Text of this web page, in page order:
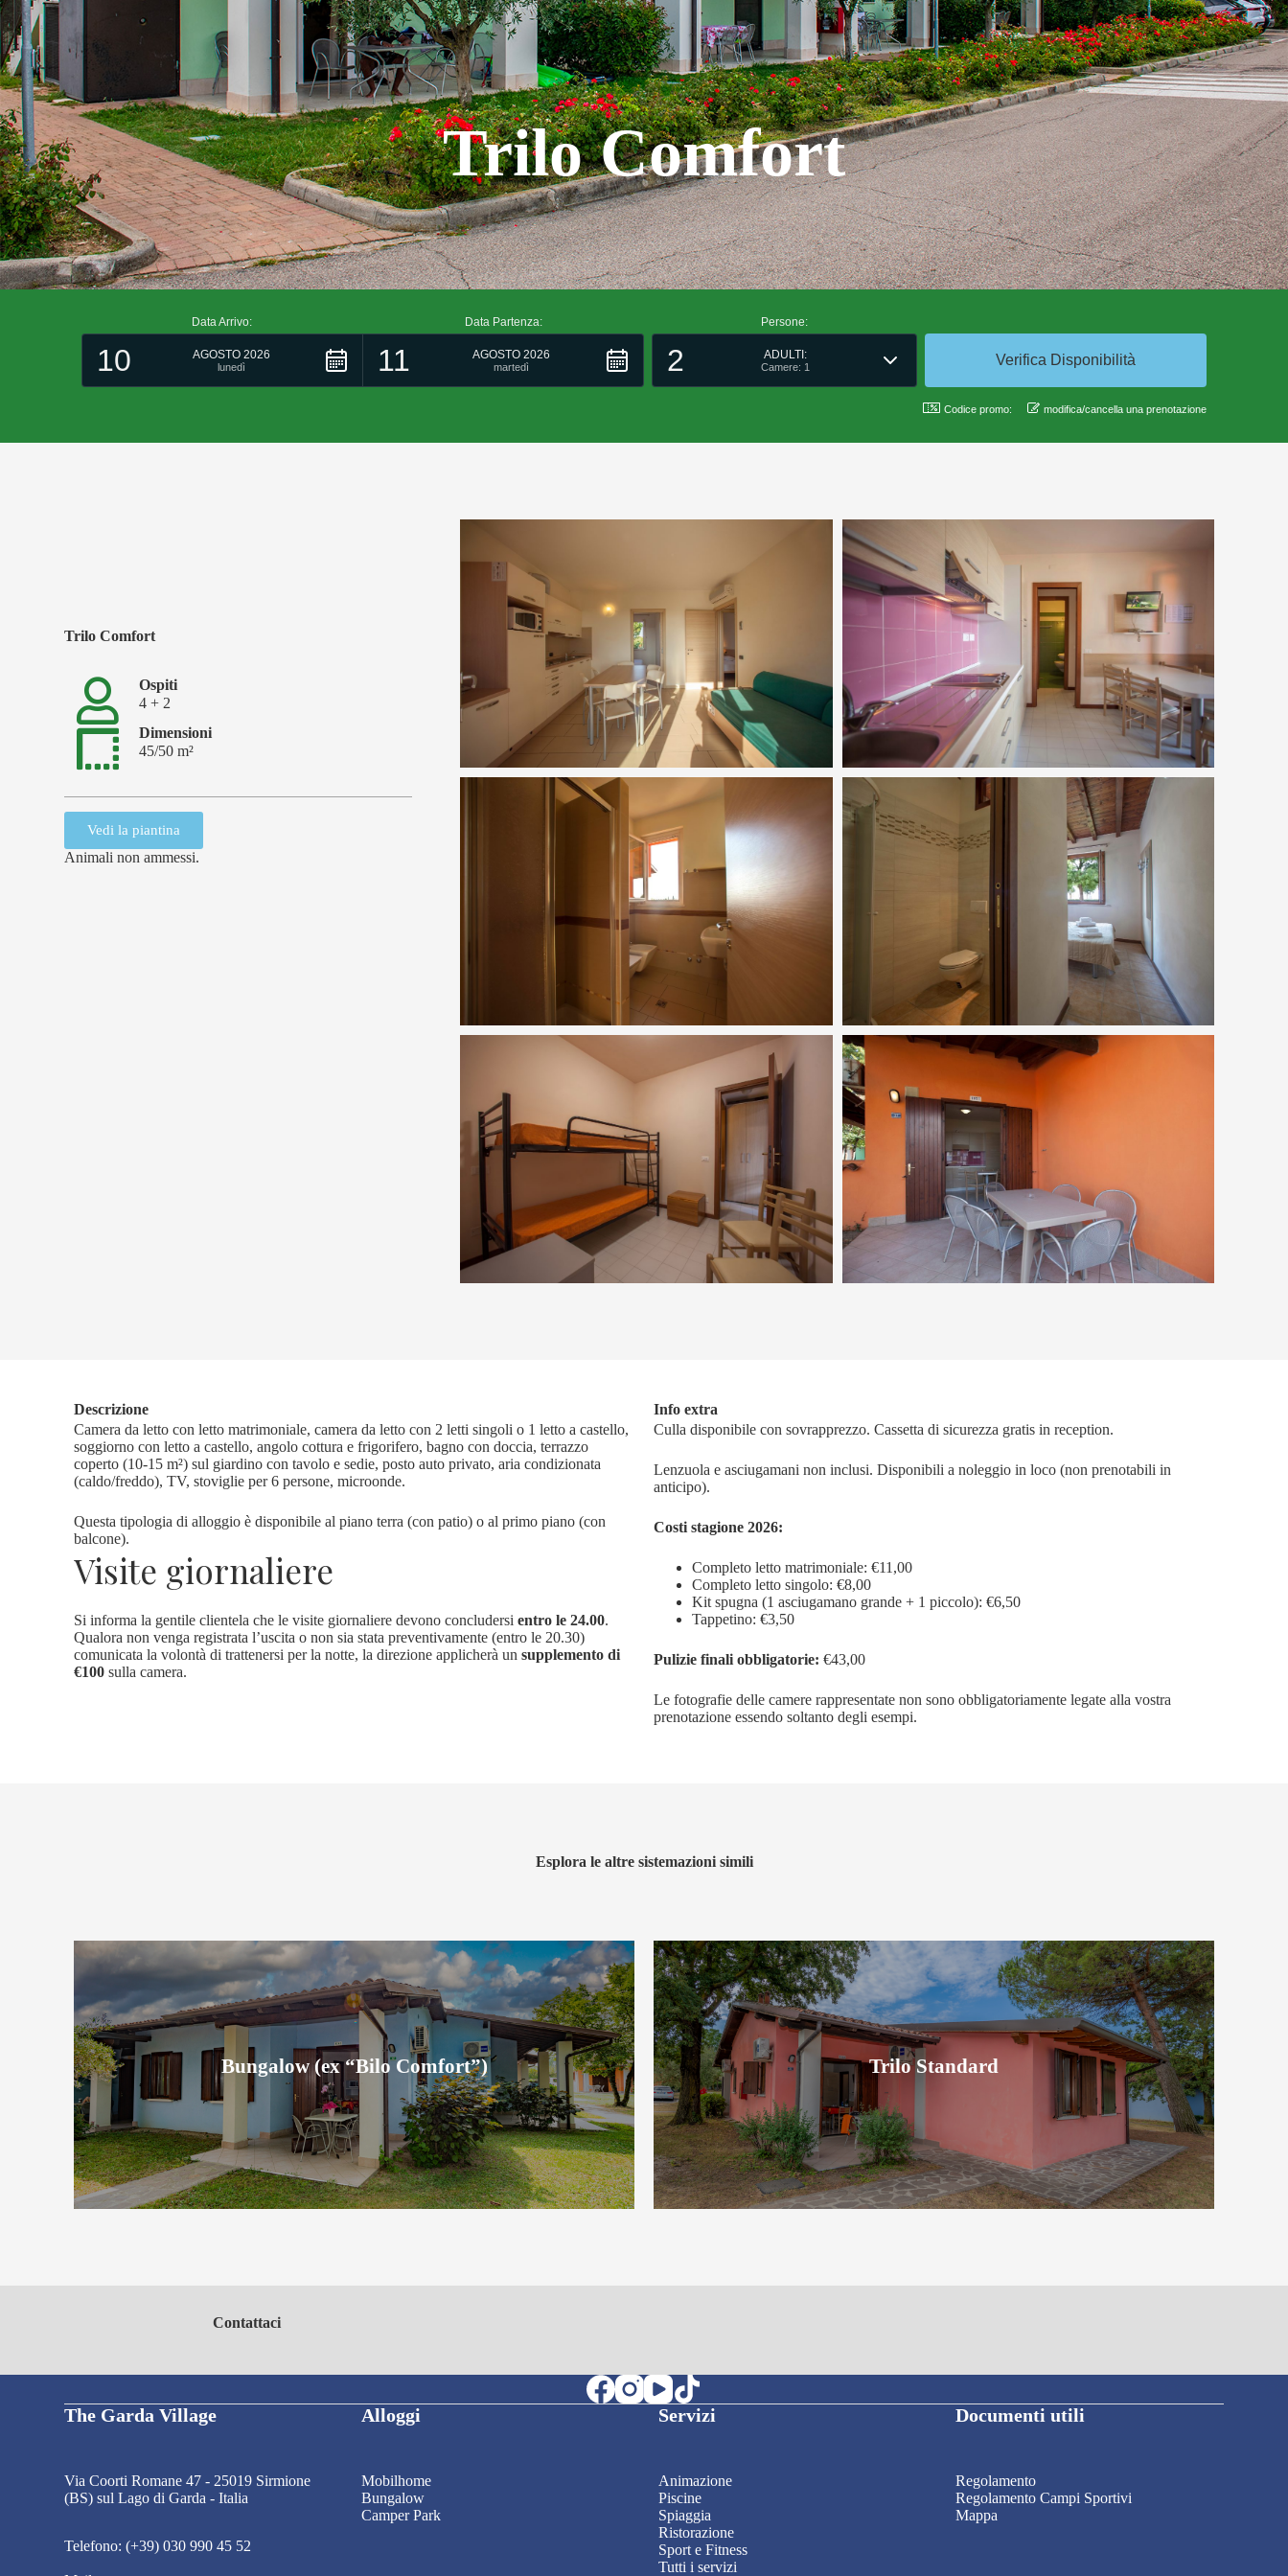
Trilo Comfort
Data Arrivo:
10 AGOSTO 2026
lunedì
Data Partenza:
11 AGOSTO 2026
martedì
Persone:
2 ADULTI:
Camere: 1
Codice promo: modifica/cancella una prenotazione
Trilo Comfort
Ospiti
4 + 2
Dimensioni
45/50 m²
Vedi la piantina
Animali non ammessi.
Descrizione
Camera da letto con letto matrimoniale, camera da letto con 2 letti singoli o 1 letto a castello,
soggiorno con letto a castello, angolo cottura e frigorifero, bagno con doccia, terrazzo
coperto (10-15 m²) sul giardino con tavolo e sedie, posto auto privato, aria condizionata
(caldo/freddo), TV, stoviglie per 6 persone, microonde.
Questa tipologia di alloggio è disponibile al piano terra (con patio) o al primo piano (con
balcone).
Visite giornaliere
Si informa la gentile clientela che le visite giornaliere devono concludersientro le 24.00.
Qualora non venga registrata l’uscita o non sia stata preventivamente (entro le 20.30)
comunicata la volontà di trattenersi per la notte, la direzione applicherà unsupplemento di
€100 sulla camera.
Info extra
Culla disponibile con sovrapprezzo. Cassetta di sicurezza gratis in reception.
Lenzuola e asciugamani non inclusi. Disponibili a noleggio in loco (non prenotabili in
anticipo).
Costi stagione 2026:
Completo letto matrimoniale: €11,00
Completo letto singolo: €8,00
Kit spugna (1 asciugamano grande + 1 piccolo): €6,50
Tappetino: €3,50
Pulizie finali obbligatorie: €43,00
Le fotografie delle camere rappresentate non sono obbligatoriamente legate alla vostra
prenotazione essendo soltanto degli esempi.
Esplora le altre sistemazioni simili
Bungalow (ex “Bilo Comfort”)
Bungalow (ex “Bilo Comfort”)
Scopri la sistemazione
Trilo Standard
Trilo Standard
Scopri la sistemazione
Contattaci
The Garda Village
Via Coorti Romane 47 - 25019 Sirmione
(BS) sul Lago di Garda - Italia
Telefono: (+39) 030 990 45 52
Alloggi
Mobilhome
Bungalow
Camper Park
Servizi
Animazione
Piscine
Spiaggia
Ristorazione
Sport e Fitness
Tutti i servizi
Documenti utili
Regolamento
Regolamento Campi Sportivi
Mappa